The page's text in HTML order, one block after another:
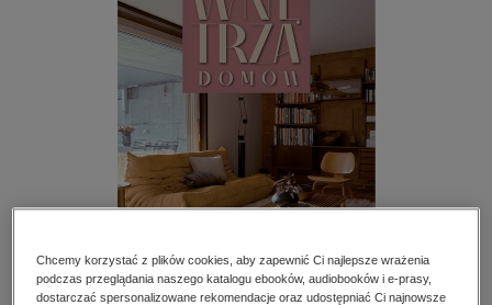
hobby, sport, rozrywka
komputery, internet, technologie, informatyka
kobiece, lifestyle, kultura
polityka, społeczno-informacyjne
psychologiczne
historia
zdrowie
Chcemy korzystać z plików cookies, aby zapewnić Ci najlepsze wrażenia
podczas przeglądania naszego katalogu ebooków, audiobooków i e-prasy,
dostarczać spersonalizowane rekomendacje oraz udostępniać Ci najnowsze